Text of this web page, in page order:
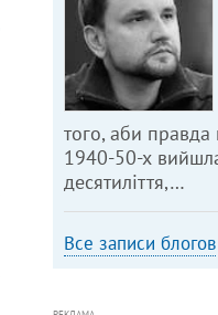
того, аби
1940-50-х
десятиліття,…
Все записи блогов